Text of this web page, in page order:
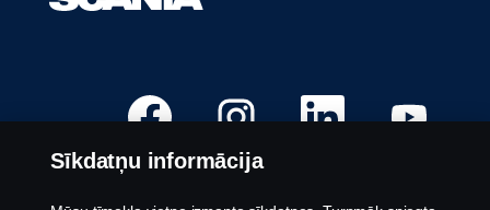
v
r
a
j
v
r
a
A
v
v
Sīkdatņu informācija